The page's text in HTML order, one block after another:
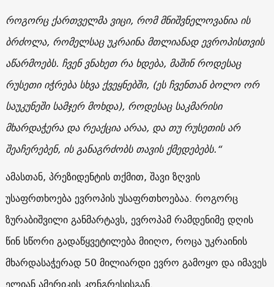
როგორც ქართველმა ვიცი, რომ მნიშვნელოვანია ის
ბრძოლა, რომელსაც უკრაინა მთლიანად ევროპისთვის
აწარმოებს. ჩვენ ვნახეთ რა ხდება, მაშინ როდესაც
რუსეთი იჭრება სხვა ქვეყნებში, (ეს ჩვენთან ბოლო ორ
საუკუნეში სამჯერ მოხდა), როდესაც საკმარისი
მხარდაჭერა და რეაქცია არაა, და თუ რუსეთის არ
შეაჩერებენ, ის განაგრძობს თავის ქმედებებს.“
ამასთან, პრეზიდენტის თქმით, შავი ზღვის
უსაფრთხოება ევროპის უსაფრთხოებაა. როგორც
ზურაბიშვილი განმარტავს, ევროპამ რამდენიმე დღის
წინ სწორი გადაწყვეტილება მიიღო, როცა უკრაინის
მხარდასაჭერად 50 მილიარდი ევრო გამოყო და იმავეს